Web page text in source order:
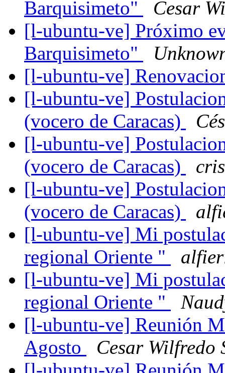
Barquisimeto"
Cesar
[l-ubuntu-ve] Próximo
Barquisimeto"
[l-ubuntu-ve]
[l-ubuntu-ve]
(vocero de Caracas)
[l-ubuntu-ve]
(vocero de Caracas)
[l-ubuntu-ve]
(vocero de Caracas)
[l-ubuntu-ve] Mi
regional Oriente "
[l-ubuntu-ve] Mi
regional Oriente "
[l-ubuntu-ve] Reunión
Agosto
Cesar Wilfredo